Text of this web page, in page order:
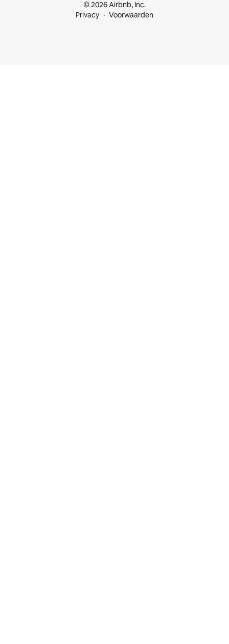
© 2026 Airbnb, Inc.
Privacy
Voorwaarden